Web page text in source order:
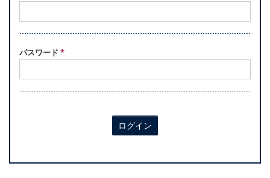
パスワード *
ログイン